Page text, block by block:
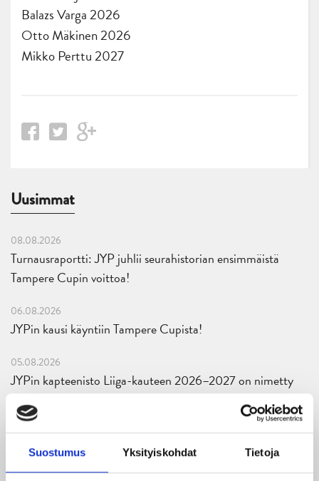
Suostumus Yksityiskohdat Tietoja
Balazs Varga 2026
Otto Mäkinen 2026
Mikko Perttu 2027
Uusimmat
08.08.2026
Turnausraportti: JYP juhlii seurahistorian ensimmäistä
Tampere Cupin voittoa!
06.08.2026
JYPin kausi käyntiin Tampere Cupista!
05.08.2026
JYPin kapteenisto Liiga-kauteen 2026–2027 on nimetty
04.08.2026
Joukkueen yhteisharjoitukset ovat alkaneet – ensimmäinen
mittari luvassa jo heti viikonloppuna Tampere Cupissa!